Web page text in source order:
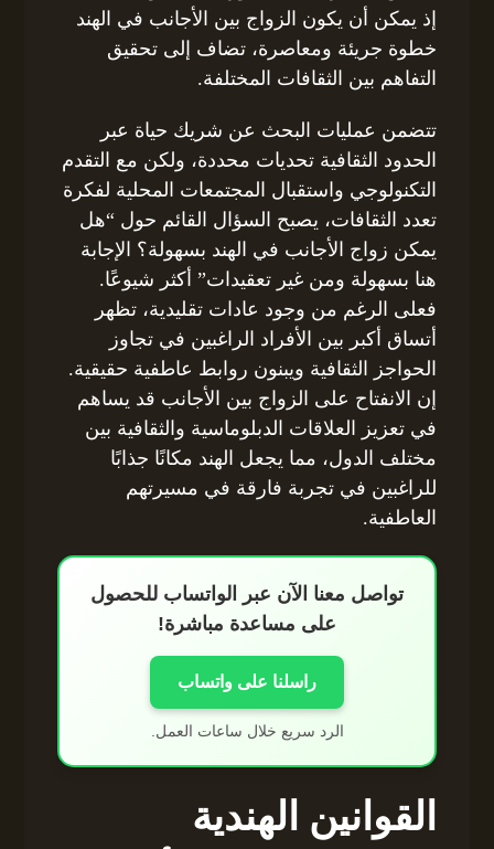
إذ يمكن أن يكون الزواج بين الأجانب في الهند
خطوة جريئة ومعاصرة، تضاف إلى تحقيق
التفاهم بين الثقافات المختلفة.
تتضمن عمليات البحث عن شريك حياة عبر
الحدود الثقافية تحديات محددة، ولكن مع التقدم
التكنولوجي واستقبال المجتمعات المحلية لفكرة
تعدد الثقافات، يصبح السؤال القائم حول “هل
يمكن زواج الأجانب في الهند بسهولة؟ الإجابة
هنا بسهولة ومن غير تعقيدات” أكثر شيوعًا.
فعلى الرغم من وجود عادات تقليدية، تظهر
أتساق أكبر بين الأفراد الراغبين في تجاوز
الحواجز الثقافية ويبنون روابط عاطفية حقيقية.
إن الانفتاح على الزواج بين الأجانب قد يساهم
في تعزيز العلاقات الدبلوماسية والثقافية بين
مختلف الدول، مما يجعل الهند مكانًا جذابًا
للراغبين في تجربة فارقة في مسيرتهم
العاطفية.
تواصل معنا الآن عبر الواتساب للحصول
على مساعدة مباشرة!
راسلنا على واتساب
الرد سريع خلال ساعات العمل.
القوانين الهندية